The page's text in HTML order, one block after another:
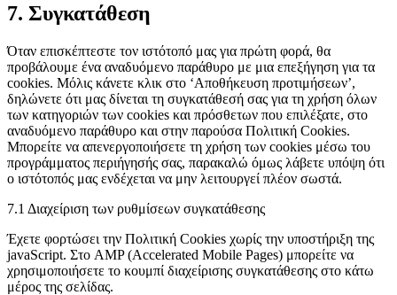
7. Συγκατάθεση
Όταν επισκέπτεστε τον ιστότοπό μας για πρώτη φορά, θα
προβάλουμε ένα αναδυόμενο παράθυρο με μια επεξήγηση για τα
cookies. Μόλις κάνετε κλικ στο ‘Αποθήκευση προτιμήσεων’,
δηλώνετε ότι μας δίνεται τη συγκατάθεσή σας για τη χρήση όλων
των κατηγοριών των cookies και πρόσθετων που επιλέξατε, στο
αναδυόμενο παράθυρο και στην παρούσα Πολιτική Cookies.
Μπορείτε να απενεργοποιήσετε τη χρήση των cookies μέσω του
προγράμματος περιήγησής σας, παρακαλώ όμως λάβετε υπόψη ότι
ο ιστότοπός μας ενδέχεται να μην λειτουργεί πλέον σωστά.
7.1 Διαχείριση των ρυθμίσεων συγκατάθεσης
Έχετε φορτώσει την Πολιτική Cookies χωρίς την υποστήριξη της
javaScript. Στο AMP (Accelerated Mobile Pages) μπορείτε να
χρησιμοποιήσετε το κουμπί διαχείρισης συγκατάθεσης στο κάτω
μέρος της σελίδας.